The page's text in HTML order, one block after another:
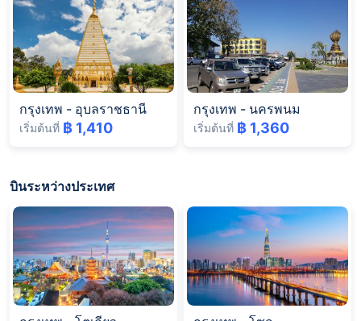
กรุงเทพ - อุบลราชธานี
เริ่มต้นที่ ฿ 1,410
กรุงเทพ - นครพนม
เริ่มต้นที่ ฿ 1,360
บินระหว่างประเทศ